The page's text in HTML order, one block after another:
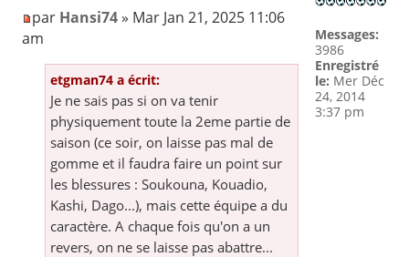
par Hansi74» Mar Jan 21, 2025 11:06
am
etgman74 a écrit:
Je ne sais pas si on va tenir
physiquement toute la 2eme partie de
saison (ce soir, on laisse pas mal de
gomme et il faudra faire un point sur
les blessures : Soukouna, Kouadio,
Kashi, Dago...), mais cette équipe a du
caractère. A chaque fois qu'on a un
revers, on ne se laisse pas abattre...
Messages:
3986
Enregistré
le: Mer Déc
24, 2014
3:37 pm